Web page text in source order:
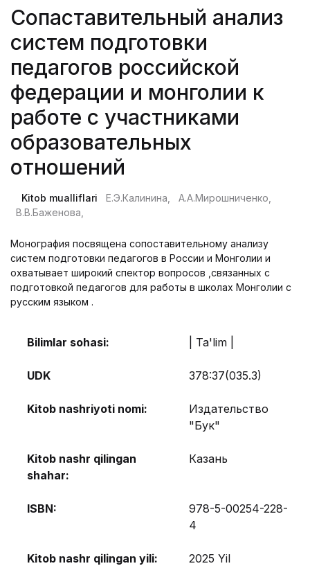
Сопаставительный анализ
систем подготовки
педагогов российской
федерации и монголии к
работе с участниками
образовательных
отношений
Kitob mualliflari Е.Э.Калинина,
А.А.Мирошниченко,
В.В.Баженова,
Монография посвящена сопоставительному анализу
систем подготовки педагогов в России и Монголии и
охватывает широкий спектор вопросов ,связанных с
подготовкой педагогов для работы в школах Монголии с
русским языком .
Bilimlar sohasi: | Ta'lim |
UDK 378:37(035.3)
Kitob nashriyoti nomi:
Издательство
"Бук"
Kitob nashr qilingan
shahar:
Казань
ISBN:
978-5-00254-228-
4
Kitob nashr qilingan yili: 2025 Yil